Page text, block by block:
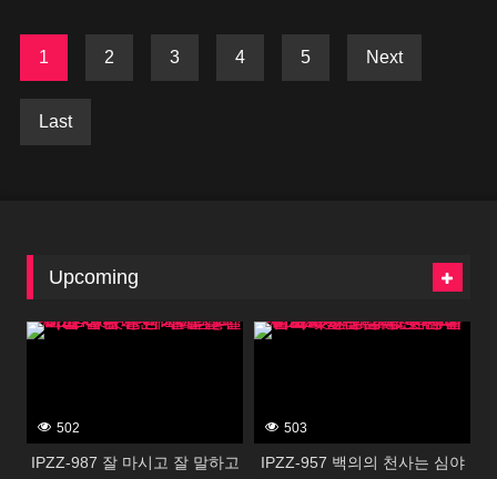
을 털어놓고 호텔에서 하룻밤 동
안, 계속 사랑해 주면 ‘온나로서의
기쁨’을 다시 한번 알고 나 없이는
1 2 3 4 5 Next
Last
Upcoming
396054
502
IPZZ-987 잘 마시고 잘 말하고
396052
503
IPZZ-957 백의의 천사는 심야